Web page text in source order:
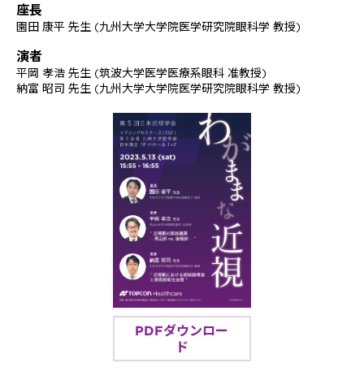
座長
園田 康平 先生 (九州大学大学院医学研究院眼科学 教授)
演者
平岡 孝浩 先生 (筑波大学医学医療系眼科 准教授)
納富 昭司 先生 (九州大学大学院医学研究院眼科学 教授)
PDFダウンロー
ド